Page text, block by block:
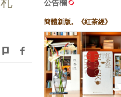
公告欄
簡體新版。《紅茶經》